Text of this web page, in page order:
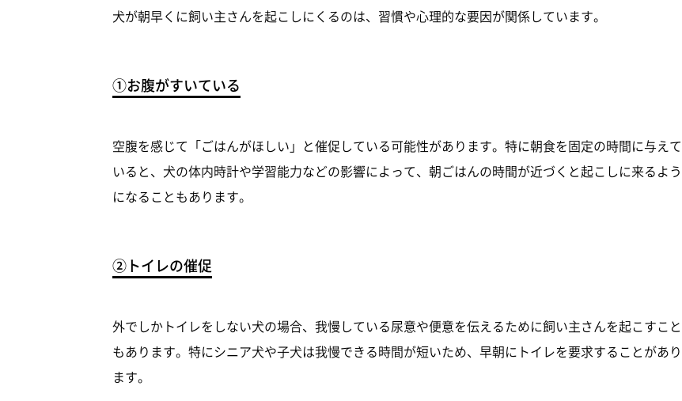
犬が朝早くに飼い主さんを起こしにくるのは、習慣や心理的な要因が関係しています。
①お腹がすいている
空腹を感じて「ごはんがほしい」と催促している可能性があります。特に朝食を固定の時間に与えて
いると、犬の体内時計や学習能力などの影響によって、朝ごはんの時間が近づくと起こしに来るよう
になることもあります。
②トイレの催促
外でしかトイレをしない犬の場合、我慢している尿意や便意を伝えるために飼い主さんを起こすこと
もあります。特にシニア犬や子犬は我慢できる時間が短いため、早朝にトイレを要求することがあり
ます。